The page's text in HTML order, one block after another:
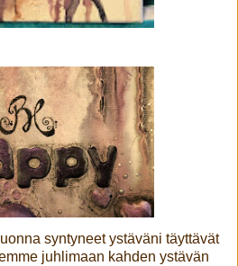
syntyneet ystäväni täyttävät
juhlimaan kahden ystävän